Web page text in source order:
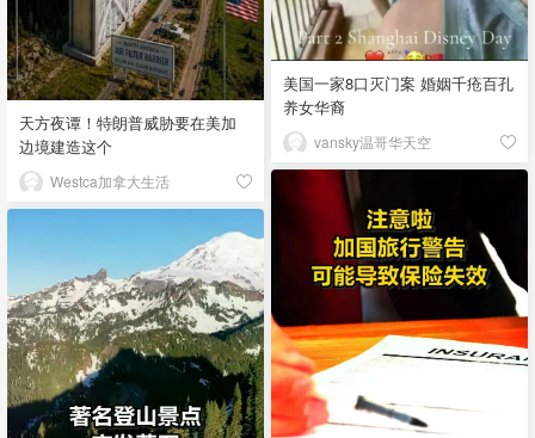
美国一家8口灭门案 婚姻千疮百孔
养女华裔
vansky温哥华天空
天方夜谭！特朗普威胁要在美加
边境建造这个
Westca加拿大生活